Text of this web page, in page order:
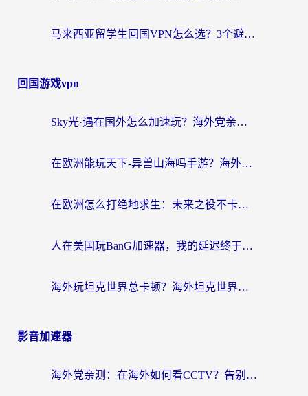
马来西亚留学生回国VPN怎么选？3个避坑点+1款实测好用的加速器推荐
回国游戏vpn
Sky光·遇在国外怎么加速玩？海外党亲测有效的国服游戏加速指南
在欧洲能玩天下-异兽山海吗手游？海外玩家的加速器生存指南
在欧洲怎么打绝地求生：未来之役不卡？留学生亲测的加速器避坑指南
人在美国玩BanG加速器，我的延迟终于绿了
海外玩坦克世界总卡顿？海外坦克世界加速器有哪些？实测好用的选择在这里
影音加速器
海外党亲测：在海外如何看CCTV？告别“仅限大陆播放”的实用指南